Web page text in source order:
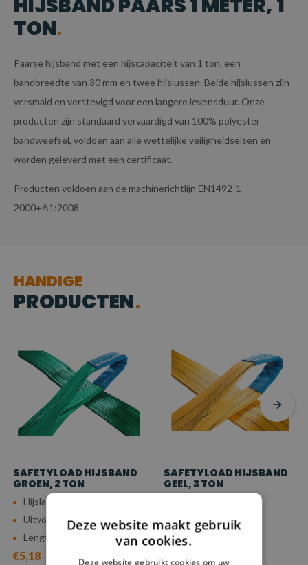
HIJSBAND PAARS 1 METER, 1
TON
Paarse hijsband met een hijscapaciteit van 1 ton, een
bandbreedte van 30 mm en twee hijslussen. Beide hijslussen zijn
versmald en verstevigd voor een langere levensduur. Onze
producten zijn standaard vervaardigd van 100% polyester
bandweefsel, voldoen aan alle wettelijke veiligheidseisen en
worden geleverd met een certificaat.
Producten voldoen aan de machinerichtlijn EN1492-1-
2000+A1:2008
HANDIGE
PRODUCTEN
SAFETYLOAD HIJSBAND
GROEN, 2 TON
Hijslast (7:1): 2 ton
Uitvoering: Lus-Lus
Lengte: 1 - 10 m
€5,18
SAFETYLOAD HIJSBAND
GEEL, 3 TON
Uitvoering: Lus-Lus
Lengte: 1 - 10 m
€7,19
Deze website maakt gebruik
van cookies.
Deze website gebruikt cookies om uw